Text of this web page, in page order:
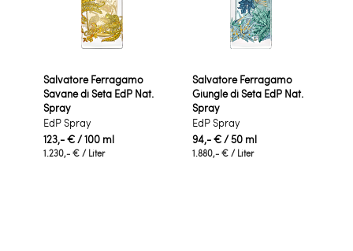
Salvatore Ferragamo
Savane di Seta EdP Nat.
Spray
EdP Spray
123,- €/ 100 ml
1.230,- € / Liter
Salvatore Ferragamo
Giungle di Seta EdP Nat.
Spray
EdP Spray
94,- €/ 50 ml
1.880,- € / Liter